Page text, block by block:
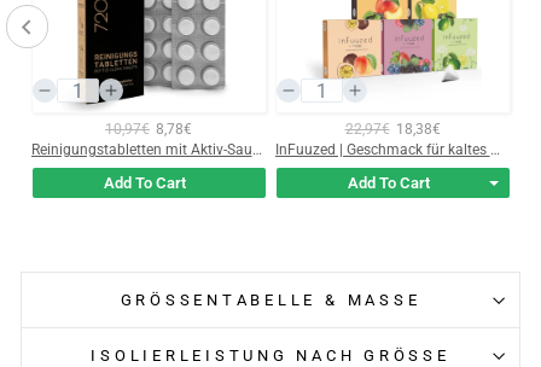
10,97€ 8,78€
Reinigungstabletten mit Aktiv-Sauerstoff (20 pieces)
Add To Cart
22,97€ 18,38€
InFuuzed | Geschmack für kaltes Wasser
Add To Cart
GRÖSSENTABELLE & MASSE
ISOLIERLEISTUNG NACH GRÖSSE